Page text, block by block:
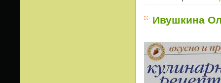
Ивушкина